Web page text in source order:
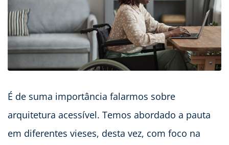
É de suma importância falarmos sobre
arquitetura acessível. Temos abordado a pauta
em diferentes vieses, desta vez, com foco na